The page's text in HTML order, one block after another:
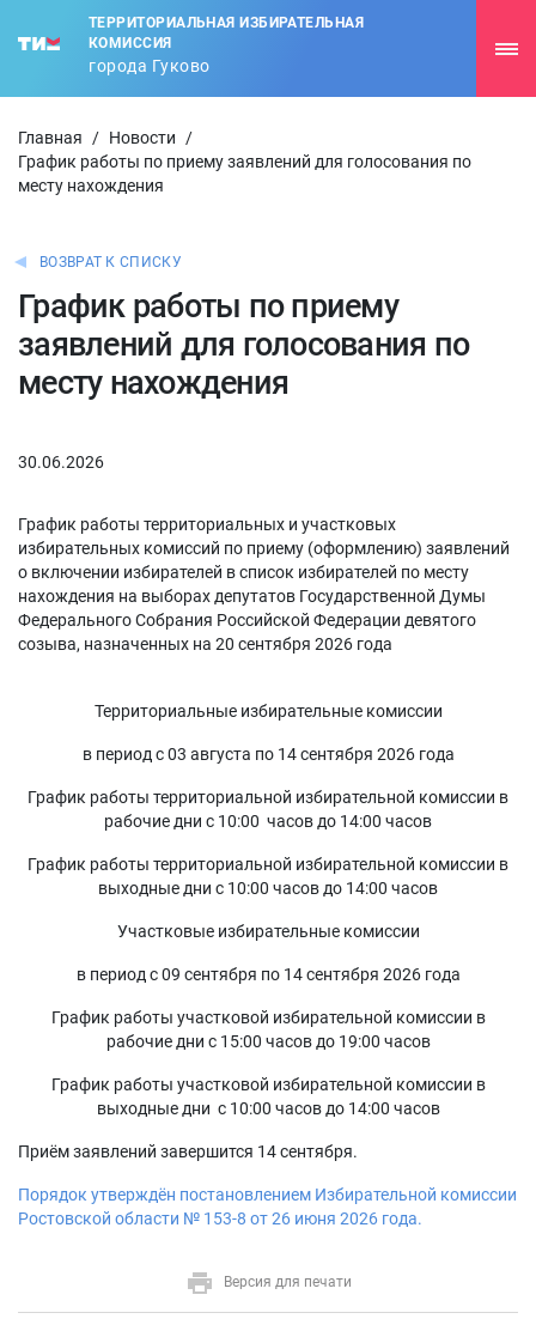
ТЕРРИТОРИАЛЬНАЯ ИЗБИРАТЕЛЬНАЯ
КОМИССИЯ
города Гуково
Главная / Новости
/
График работы по приему заявлений для голосования по
месту нахождения
ВОЗВРАТ К СПИСКУ
График работы по приему
заявлений для голосования по
месту нахождения
30.06.2026
График работы территориальных и участковых
избирательных комиссий по приему (оформлению) заявлений
о включении избирателей в список избирателей по месту
нахождения на выборах депутатов Государственной Думы
Федерального Собрания Российской Федерации девятого
созыва, назначенных на 20 сентября 2026 года
Территориальные избирательные комиссии
в период с 03 августа по 14 сентября 2026 года
График работы территориальной избирательной комиссии в
рабочие дни с 10:00 часов до 14:00 часов
График работы территориальной избирательной комиссии в
выходные дни с 10:00 часов до 14:00 часов
Участковые избирательные комиссии
в период с 09 сентября по 14 сентября 2026 года
График работы участковой избирательной комиссии в
рабочие дни с 15:00 часов до 19:00 часов
График работы участковой избирательной комиссии в
выходные дни с 10:00 часов до 14:00 часов
Приём заявлений завершится 14 сентября.
Порядок утверждён постановлением Избирательной комиссии
Ростовской области № 153‑8 от 26 июня 2026 года.
Версия для печати